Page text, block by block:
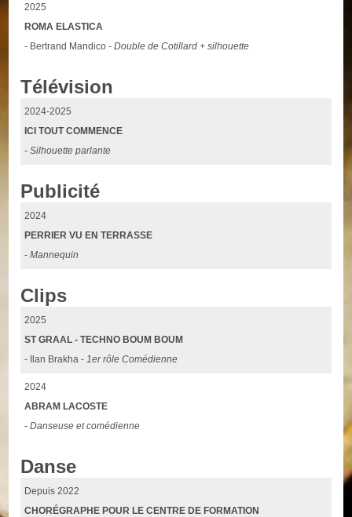
2025
ROMA ELASTICA
- Bertrand Mandico -Double de Cotillard + silhouette
Télévision
2024-2025
ICI TOUT COMMENCE
-Silhouette parlante
Publicité
2024
PERRIER VU EN TERRASSE
-Mannequin
Clips
2025
ST GRAAL - TECHNO BOUM BOUM
- Ilan Brakha - 1er rôle Comédienne
2024
ABRAM LACOSTE
-Danseuse et comédienne
Danse
Depuis 2022
CHORÉGRAPHE POUR LE CENTRE DE FORMATION